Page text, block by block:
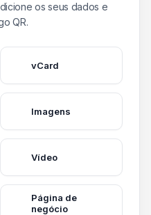
os seus dados e
QR.
vCard
Imagens
Vídeo
Página de
negócio